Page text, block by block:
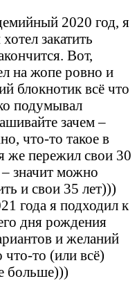
2020 год, я
закатить
Вот,
на жопе ровно и
блокнотик всё что
подумывал
зачем –
что-то такое в
же пережил свои 30
значит можно
и свои 35 лет)))
года я подходил к
дня рождения
и желаний
то (или всё)
больше)))